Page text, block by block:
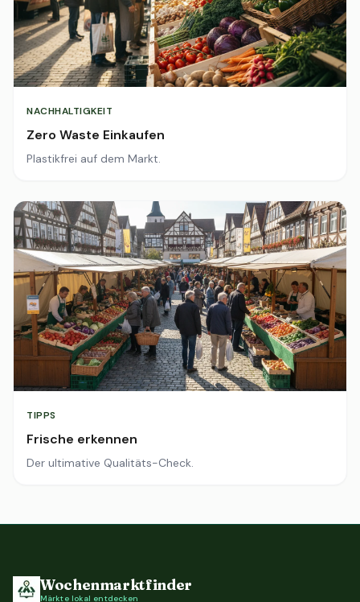
NACHHALTIGKEIT
Zero Waste Einkaufen
Plastikfrei auf dem Markt.
TIPPS
Frische erkennen
Der ultimative Qualitäts-Check.
Wochenmarktfinder
Märkte lokal entdecken